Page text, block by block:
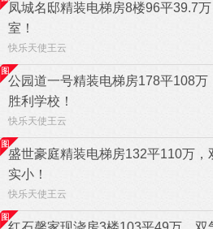
凤城名邸精装电梯房8楼96平39.7
室！
快乐天使王云
公园道一号精装电梯房178平108万
胜利学校！
快乐天使王云
盛世豪庭精装电梯房132平110万，
实小！
快乐天使王云